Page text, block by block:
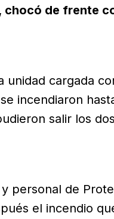
chocó de frente
cargada
incendiaron
salir los
personal de
el incendio